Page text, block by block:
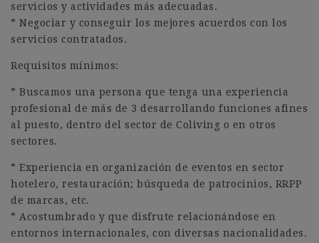
servicios y actividades más adecuadas.
* Negociar y conseguir los mejores acuerdos con los
servicios contratados.
Requisitos mínimos:
* Buscamos una persona que tenga una experiencia
profesional de más de 3 desarrollando funciones afines
al puesto, dentro del sector de Coliving o en otros
sectores.
* Experiencia en organización de eventos en sector
hotelero, restauración; búsqueda de patrocinios, RRPP
de marcas, etc.
* Acostumbrado y que disfrute relacionándose en
entornos internacionales, con diversas nacionalidades.